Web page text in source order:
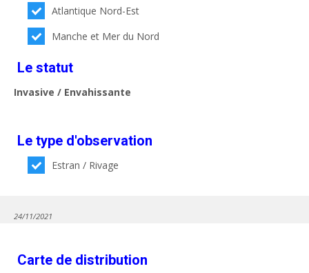
Atlantique Nord-Est
Manche et Mer du Nord
Le statut
Invasive / Envahissante
Le type d'observation
Estran / Rivage
24/11/2021
Carte de distribution